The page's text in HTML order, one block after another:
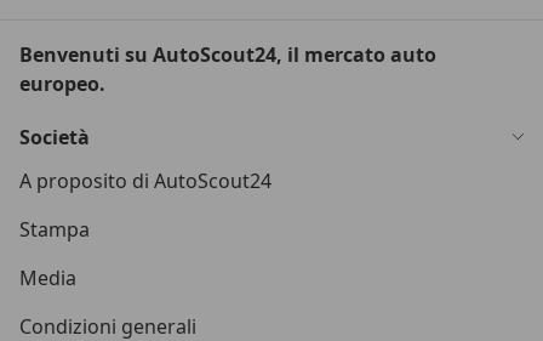
Benvenuti su AutoScout24, il mercato auto
europeo.
Società
A proposito di AutoScout24
Stampa
Media
Condizioni generali